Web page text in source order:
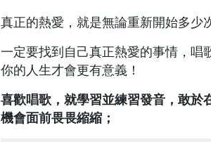
真正的熱愛，就是無論重新開始多少
一定要找到自己真正熱愛的事情，唱
你的人生才會更有意義！
喜歡唱歌，就學習並練習發音，敢於
機會面前畏畏縮縮；